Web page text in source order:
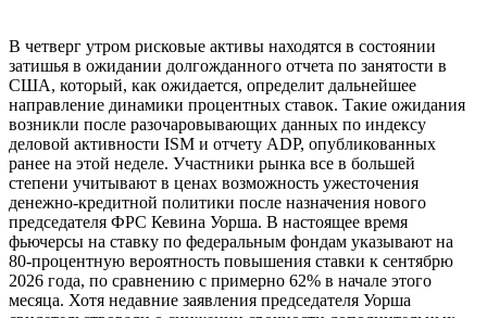
В четверг утром рисковые активы находятся в состоянии
затишья в ожидании долгожданного отчета по занятости в
США, который, как ожидается, определит дальнейшее
направление динамики процентных ставок. Такие ожидания
возникли после разочаровывающих данных по индексу
деловой активности ISM и отчету ADP, опубликованных
ранее на этой неделе. Участники рынка все в большей
степени учитывают в ценах возможность ужесточения
денежно-кредитной политики после назначения нового
председателя ФРС Кевина Уорша. В настоящее время
фьючерсы на ставку по федеральным фондам указывают на
80-процентную вероятность повышения ставки к сентябрю
2026 года, по сравнению с примерно 62% в начале этого
месяца. Хотя недавние заявления председателя Уорша